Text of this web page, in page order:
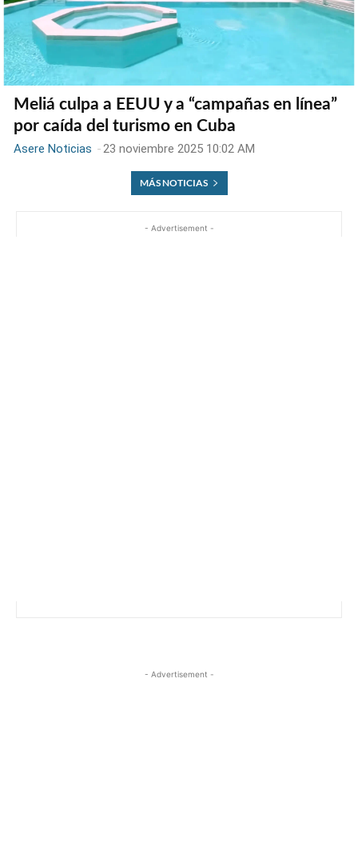
Meliá culpa a EEUU y a “campañas en línea”
por caída del turismo en Cuba
Asere Noticias - 23 noviembre 2025 10:02 AM
MÁS NOTICIAS
- Advertisement -
- Advertisement -